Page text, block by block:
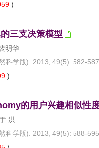
)
三支决策模型
明华
科学版). 2013, 49(5): 582-587.
)
的用户兴趣相似性
洪
科学版). 2013, 49(5): 588-595.